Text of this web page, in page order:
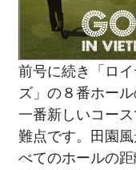
前号に続き「ロ
ズ」の８番ホー
一番新しいコー
難点です。田園
べてのホールの